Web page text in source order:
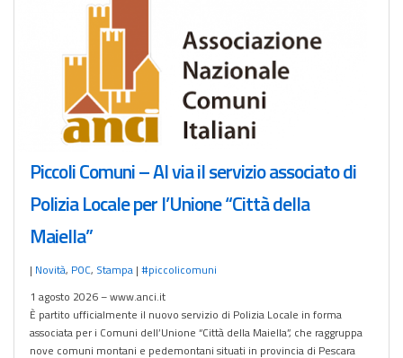
Piccoli Comuni – Al via il servizio associato di
Polizia Locale per l’Unione “Città della
Maiella”
| Novità, POC, Stampa | #piccolicomuni
1 agosto 2026 – www.anci.it
È partito ufficialmente il nuovo servizio di Polizia Locale in forma
associata per i Comuni dell’Unione “Città della Maiella”, che raggruppa
nove comuni montani e pedemontani situati in provincia di Pescara